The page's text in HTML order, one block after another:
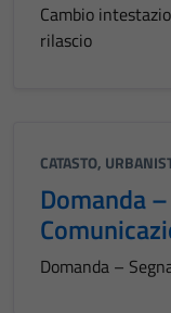
Cambio
rilascio
CATASTO,
Domanda
Domanda –